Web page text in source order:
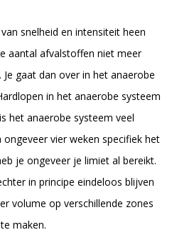
snelheid en intensiteit heen
aantal afvalstoffen niet meer
gaat dan over in het anaerobe
in het anaerobe systeem
het anaerobe systeem veel
vier weken specifiek het
je ongeveer je limiet al bereikt.
in principe eindeloos blijven
volume op verschillende zones
maken.